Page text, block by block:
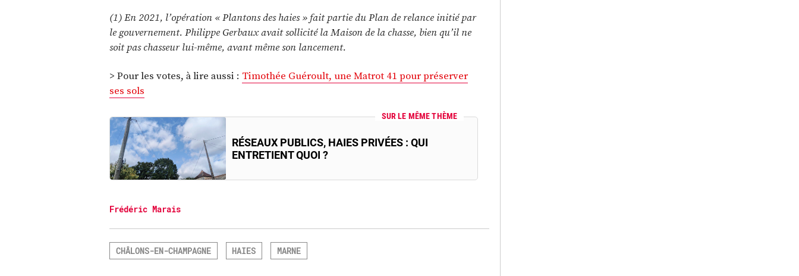
(1) En 2021, l’opération « Plantons des haies » fait partie du Plan de relance initié par
le gouvernement. Philippe Gerbaux avait sollicité la Maison de la chasse, bien qu’il ne
soit pas chasseur lui-même, avant même son lancement.
> Pour les votes, à lire aussi : Timothée Guéroult, une Matrot 41 pour préserver
ses sols
SUR LE MÊME THÈME
RÉSEAUX PUBLICS, HAIES PRIVÉES : QUI
ENTRETIENT QUOI ?
Frédéric Marais
CHÂLONS-EN-CHAMPAGNE HAIES MARNE